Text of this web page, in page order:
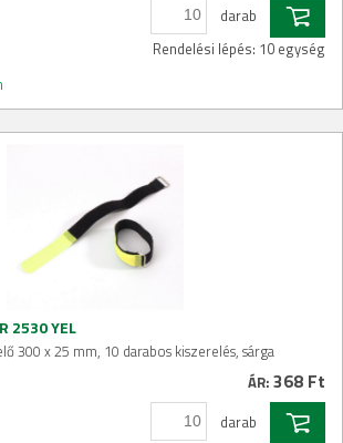
darab
Rendelési lépés: 10 egység
2530 YEL
300 x 25 mm, 10 darabos kiszerelés, sárga
ÁR: 368 Ft
darab